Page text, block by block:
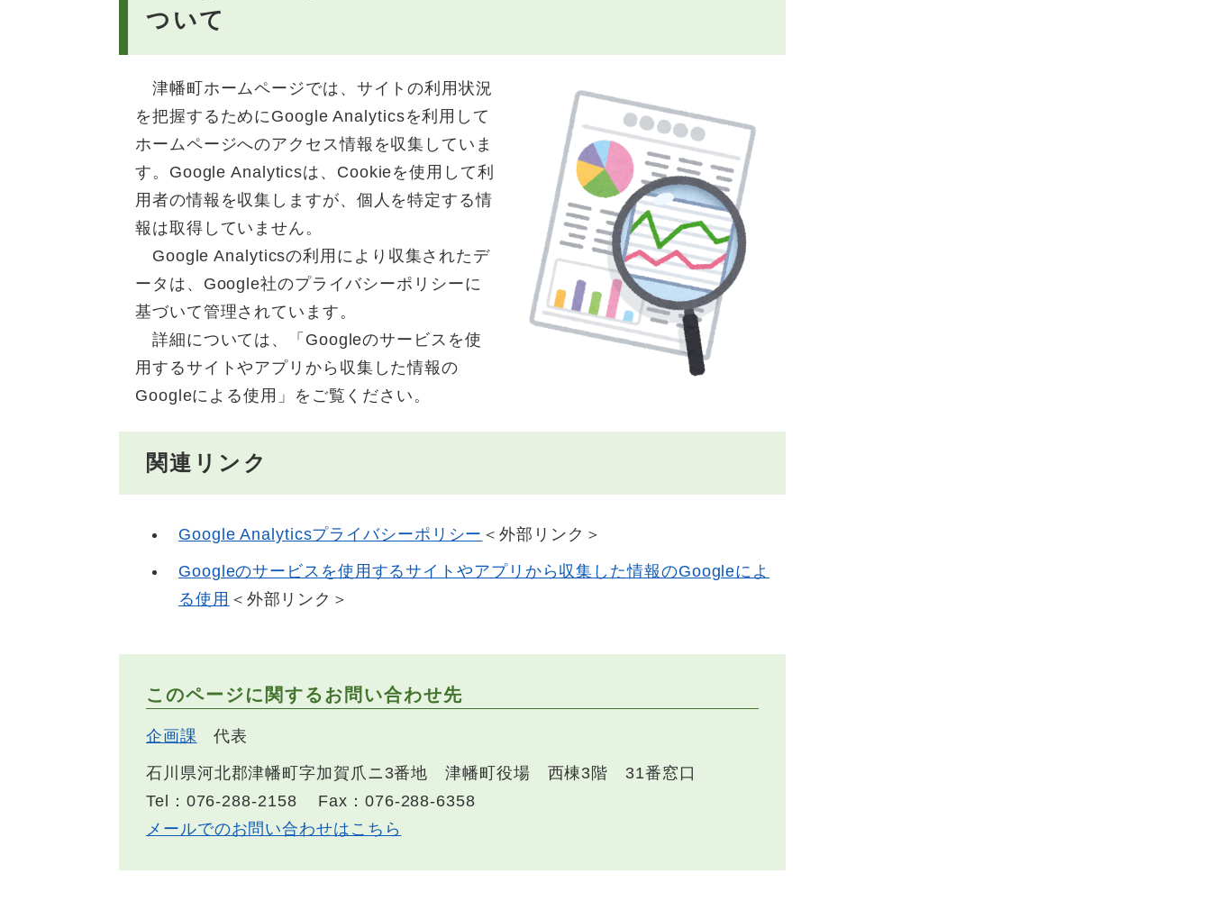
ついて
津幡町ホームページでは、サイトの利用状況
を把握するためにGoogle Analyticsを利用して
ホームページへのアクセス情報を収集していま
す。Google Analyticsは、Cookieを使用して利
用者の情報を収集しますが、個人を特定する情
報は取得していません。
Google Analyticsの利用により収集されたデ
ータは、Google社のプライバシーポリシーに
基づいて管理されています。
詳細については、「Googleのサービスを使
用するサイトやアプリから収集した情報の
Googleによる使用」をご覧ください。
関連リンク
Google Analyticsプライバシーポリシー ＜外部リンク＞
Googleのサービスを使用するサイトやアプリから収集した情報のGoogleによ
る使用 ＜外部リンク＞
このページに関するお問い合わせ先
企画課 代表
石川県河北郡津幡町字加賀爪ニ3番地 津幡町役場 西棟3階 31番窓口
Tel：076-288-2158
Fax：076-288-6358
メールでのお問い合わせはこちら